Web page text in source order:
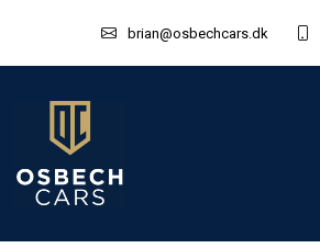
brian@osbechcars.dk